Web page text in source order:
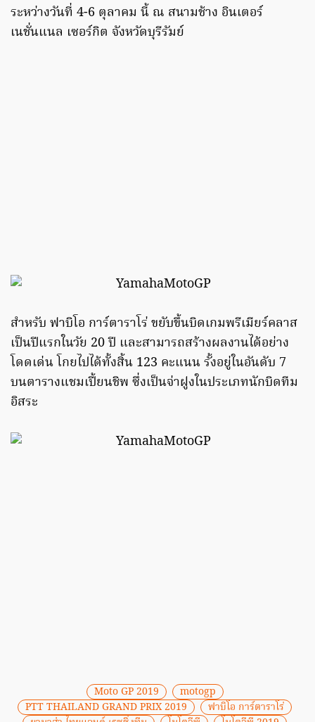
ระหว่างวันที่ 4-6 ตุลาคม นี้ ณ สนามช้าง อินเตอร์
เนชั่นแนล เซอร์กิต จังหวัดบุรีรัมย์
สำหรับ ฟาบิโอ การ์ตาราโร่ ขยับขึ้นบิดเกมพรีเมียร์คลาส
เป็นปีแรกในวัย 20 ปี และสามารถสร้างผลงานได้อย่าง
โดดเด่น โกยไปได้ทั้งสิ้น 123 คะแนน รั้งอยู่ในอันดับ 7
บนตารางแชมเปี้ยนชิพ ซึ่งเป็นจ่าฝูงในประเภทนักบิดทีม
อิสระ
Moto GP 2019
motogp
PTT THAILAND GRAND PRIX 2019
ฟาบิโอ การ์ตาราโร่